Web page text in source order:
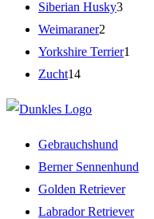
Siberian Husky3
Weimaraner2
Yorkshire Terrier1
Zucht14
Gebrauchshund
Berner Sennenhund
Golden Retriever
Labrador Retriever